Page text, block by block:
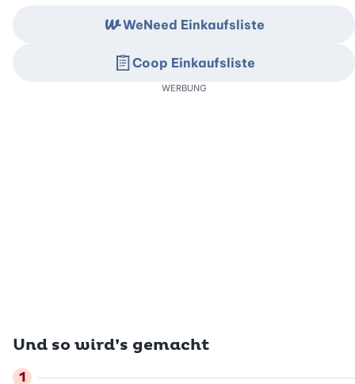
Und so wird’s gemacht
WeNeed Einkaufsliste
Coop Einkaufsliste
WERBUNG